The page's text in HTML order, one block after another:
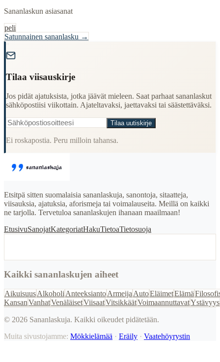
Sananlaskun asiasanat
peli
Satunnainen sananlasku →
Tilaa viisauskirje
Jos pidät ajatuksista, jotka jäävät mieleen. Saat parhaat sananlaskut
sähköpostiisi viikottain. Ajateltavaksi, jaettavaksi tai säästettäväksi.
Tilaa uutiskirje
Ei roskapostia. Peru milloin tahansa.
Etsitpä sitten suomalaisia sananlaskuja, sanontoja, sitaatteja,
viisauksia, ajatuksia, aforismeja tai voimalauseita. Meillä on kaikki
ne tarjolla. Tervetuloa sananlaskujen ihanaan maailmaan!
EtusivuSanojatKategoriatHakuTietoaTietosuoja
Kaikki sananlaskujen aiheet
AikuisuusAlkoholi AnteeksiantoArmeija AutoEläimetElämä
KansanVanhatVenäläisetViisaatVitsikkäätVoimaannuttavatYstävyys
© 2026 Sananlaskuja. Kaikki oikeudet pidätetään.
Muita sivustojamme: Mökkielämää · Eräily · Vaatehöyrystin